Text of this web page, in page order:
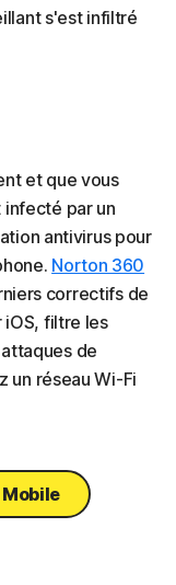
s'est infiltré
et que vous
par un
antivirus pour
Norton 360
correctifs de
iOS, filtre les
de
un réseau Wi-Fi